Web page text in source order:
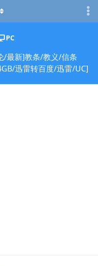
PC
/最新]教条/教义/信条
迅雷转百度/迅雷/UC]